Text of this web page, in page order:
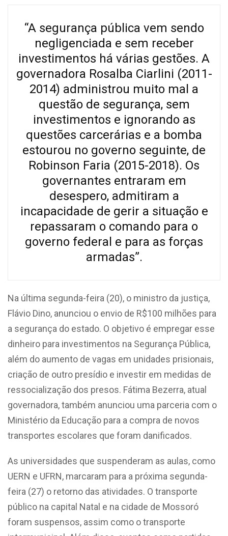
“A segurança pública vem sendo
negligenciada e sem receber
investimentos há várias gestões. A
governadora Rosalba Ciarlini (2011-
2014) administrou muito mal a
questão de segurança, sem
investimentos e ignorando as
questões carcerárias e a bomba
estourou no governo seguinte, de
Robinson Faria (2015-2018). Os
governantes entraram em
desespero, admitiram a
incapacidade de gerir a situação e
repassaram o comando para o
governo federal e para as forças
armadas”.
Na última segunda-feira (20), o ministro da justiça,
Flávio Dino, anunciou o envio de R$100 milhões para
a segurança do estado. O objetivo é empregar esse
dinheiro para investimentos na Segurança Pública,
além do aumento de vagas em unidades prisionais,
criação de outro presídio e investir em medidas de
ressocialização dos presos. Fátima Bezerra, atual
governadora, também anunciou uma parceria com o
Ministério da Educação para a compra de novos
transportes escolares que foram danificados.
As universidades que suspenderam as aulas, como
UERN e UFRN, marcaram para a próxima segunda-
feira (27) o retorno das atividades. O transporte
público na capital Natal e na cidade de Mossoró
foram suspensos, assim como o transporte